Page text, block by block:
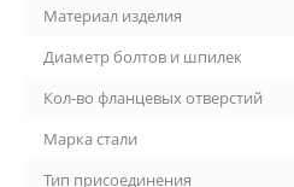
Материал изделия
Диаметр болтов и шпилек
Кол-во фланцевых отверстий
Марка стали
Тип присоединения